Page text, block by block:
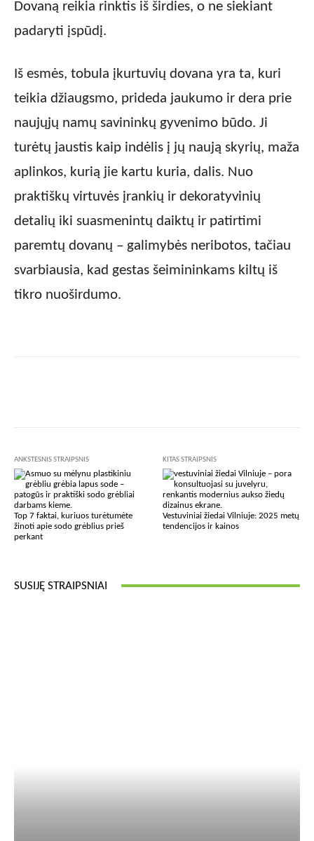
Dovaną reikia rinktis iš širdies, o ne siekiant
padaryti įspūdį.
Iš esmės, tobula įkurtuvių dovana yra ta, kuri
teikia džiaugsmo, prideda jaukumo ir dera prie
naujųjų namų savininkų gyvenimo būdo. Ji
turėtų jaustis kaip indėlis į jų naują skyrių, maža
aplinkos, kurią jie kartu kuria, dalis. Nuo
praktiškų virtuvės įrankių ir dekoratyvinių
detalių iki suasmenintų daiktų ir patirtimi
paremtų dovanų – galimybės neribotos, tačiau
svarbiausia, kad gestas šeimininkams kiltų iš
tikro nuoširdumo.
ANKSTESNIS STRAIPSNIS
Top 7 faktai, kuriuos turėtumėte
žinoti apie sodo grėblius prieš
perkant
KITAS STRAIPSNIS
Vestuviniai žiedai Vilniuje: 2025 metų
tendencijos ir kainos
SUSIJĘ STRAIPSNIAI